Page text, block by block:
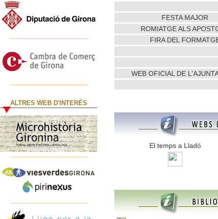
ALTRES WEB D'INTERÉS
FESTA MAJOR
ROMIATGE ALS
FIRA DEL
WEB OFICIAL DE
El temps a Lladó